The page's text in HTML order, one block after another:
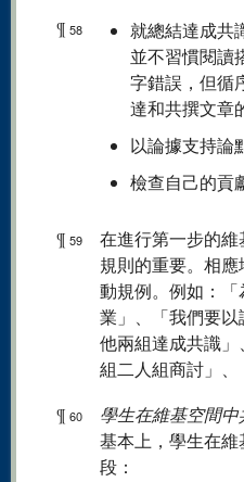
¶ 58
就總結達成共
並不習慣閱讀
字錯誤，但循
達和共撰文章
以論據支持論
檢查自己的貢
¶ 59
在進行第一步的
規則的重要。相
動規例。例如：
業」、「我們要
他兩組達成共識
組二人組商討」、
¶ 60
學生在維基空間
基本上，學生在
段：